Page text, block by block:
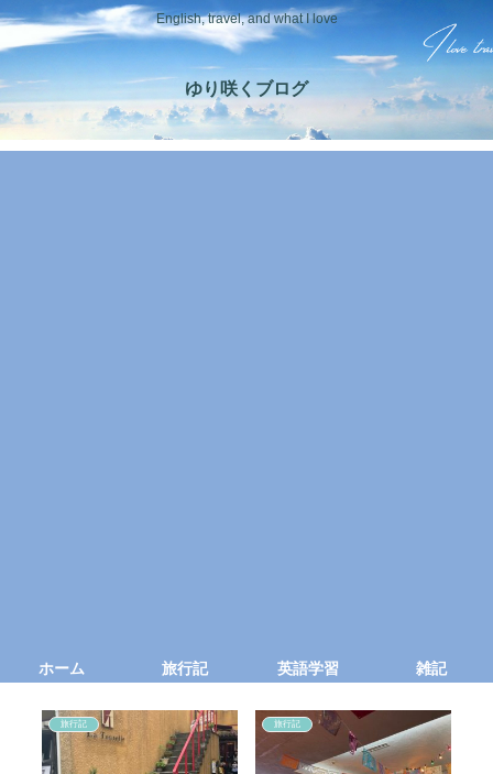
English, travel, and what I love
ゆり咲くブログ
ホーム 旅行記 英語学習 雑記
旅行記 旅行記